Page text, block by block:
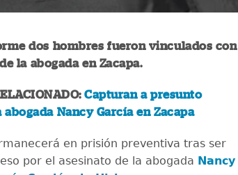
dos hombres fueron vinculados con
la abogada en Zacapa.
Capturan a presunto
abogada Nancy García en Zacapa
en prisión preventiva tras ser
por el asesinato de la abogada Nancy